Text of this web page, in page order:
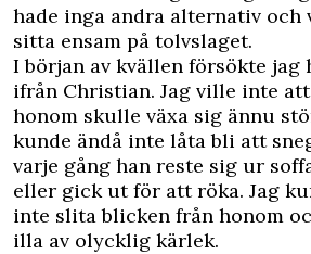
hade inga andra alternativ och
sitta ensam på tolvslaget.
I början av kvällen försökte jag
ifrån Christian. Jag ville inte
honom skulle växa sig ännu
kunde ändå inte låta bli att
varje gång han reste sig ur
eller gick ut för att röka. Jag
inte slita blicken från honom
illa av olycklig kärlek.